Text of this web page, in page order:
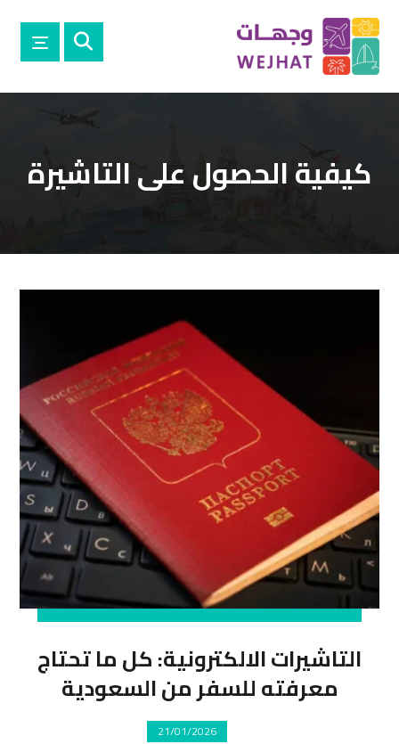
كيفية الحصول على التاشيرة
التاشيرات الالكترونية: كل ما تحتاج
معرفته للسفر من السعودية
21/01/2026